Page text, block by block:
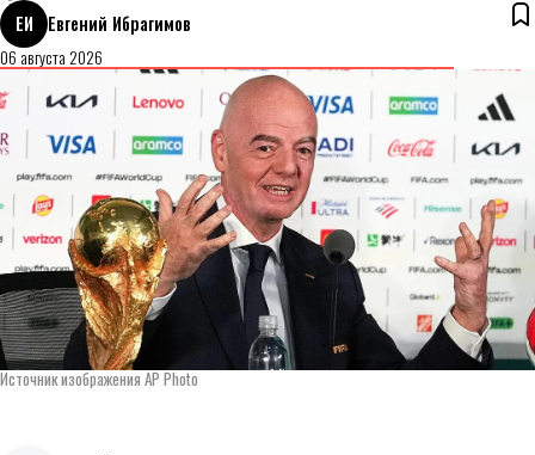
ЕИ
Евгений Ибрагимов
06 августа 2026
Источник изображения AP Photo